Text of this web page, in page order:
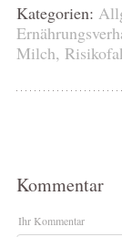
Kategorien:
Milch,
Kommentar
Ihr Kommentar